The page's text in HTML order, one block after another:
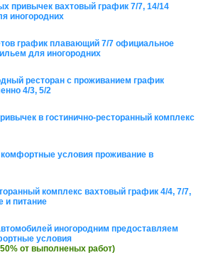
привычек вахтовый график 7/7, 14/14
иногородних
график плавающий 7/7 официальное
для иногородних
ресторан с проживанием график
4/3, 5/2
в гостинично-ресторанный комплекс
условия проживание в
комплекс вахтовый график 4/4, 7/7,
и питание
иногородним предоставляем
условия
от выполненых работ)